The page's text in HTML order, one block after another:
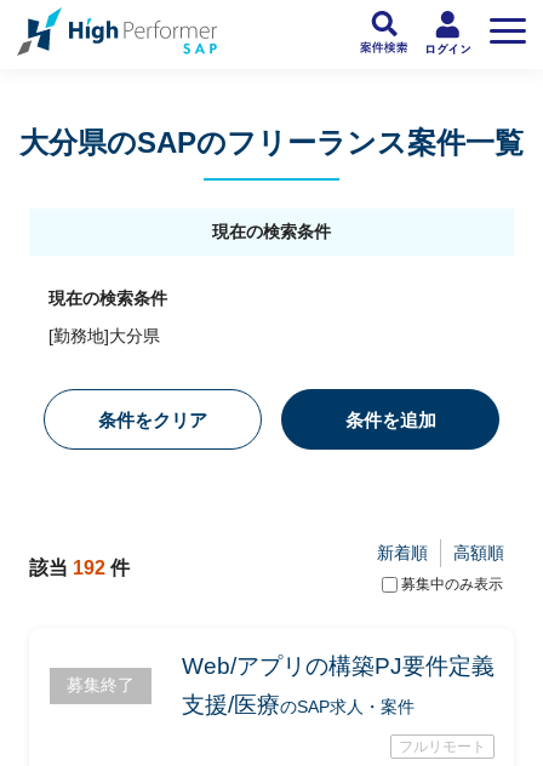
大分県のSAPのフリーランス案件一覧
現在の検索条件
現在の検索条件
[勤務地]大分県
条件をクリア 条件を追加
該当 192 件
募集中のみ表示
新着順 高額順
募集終了
Web/アプリの構築PJ要件定義
支援/医療のSAP求人・案件
フルリモート